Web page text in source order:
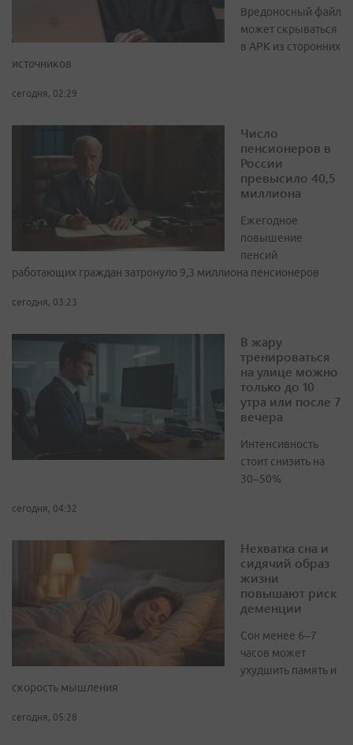
Вредоносный файл
может скрываться
в APK из сторонних
источников
сегодня, 02:29
Число
пенсионеров в
России
превысило 40,5
миллиона
Ежегодное
повышение
пенсий
работающих граждан затронуло 9,3 миллиона пенсионеров
сегодня, 03:23
В жару
тренироваться
на улице можно
только до 10
утра или после 7
вечера
Интенсивность
стоит снизить на
30–50%
сегодня, 04:32
Нехватка сна и
сидячий образ
жизни
повышают риск
деменции
Сон менее 6–7
часов может
ухудшить память и
скорость мышления
сегодня, 05:28